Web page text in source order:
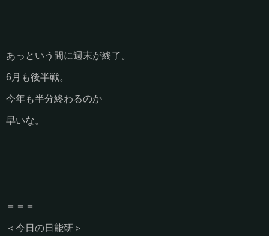
あっという間に週末が終了。
6月も後半戦。
今年も半分終わるのか
早いな。
＝＝＝
＜今日の日能研＞